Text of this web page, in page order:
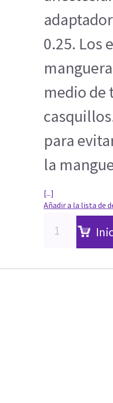
0.25. Los
medio de
para
la
[...]
Añadir a la lista de